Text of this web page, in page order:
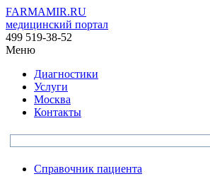
FARMAMIR.RU
медицинский портал
499 519-38-52
Меню
Диагностики
Услуги
Москва
Контакты
Справочник пациента